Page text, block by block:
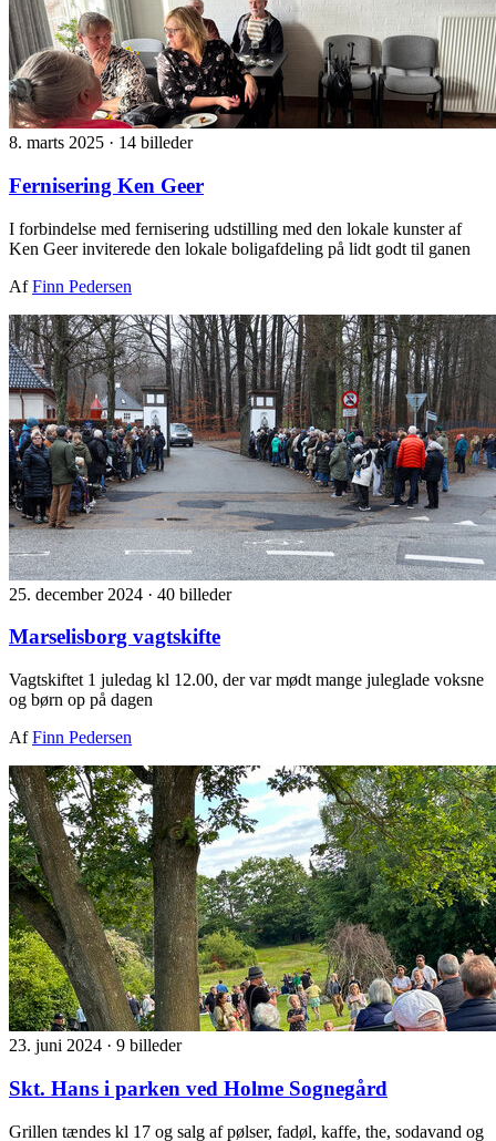
8. marts 2025 · 14 billeder
Fernisering Ken Geer
I forbindelse med fernisering udstilling med den lokale kunster af
Ken Geer inviterede den lokale boligafdeling på lidt godt til ganen
AfFinn Pedersen
25. december 2024 · 40 billeder
Marselisborg vagtskifte
Vagtskiftet 1 juledag kl 12.00, der var mødt mange juleglade voksne
og børn op på dagen
AfFinn Pedersen
23. juni 2024 · 9 billeder
Skt. Hans i parken ved Holme Sognegård
Grillen tændes kl 17 og salg af pølser, fadøl, kaffe, the, sodavand og